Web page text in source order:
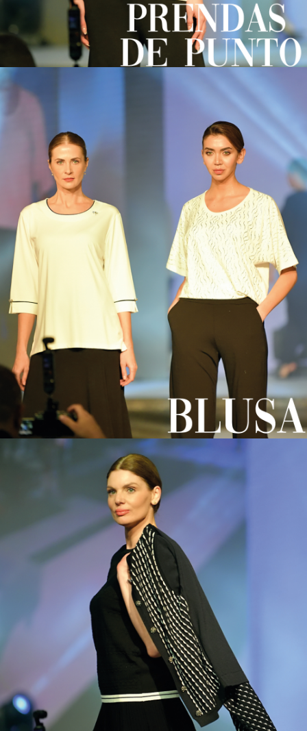
. KAZEE & REEL TEXTIL IND. comercio. Limitado. Dirección de la
Sitio industrial de Topkapi Maltepe Yolu Obakoy No. 216 / A Topkapi
/ Zeytinburnu / Estambul / Turquía
Mapa de Google: https://g.page/r/CQkxVdR8VnhxEAo
Todos los derechos pertenecen a nuestra marca. Kazee es una
marca comercial de REEL TEKSTİL A.Ş. Todos los derechos
reservados. Imágenes en nuestra página de Hizb ut Tahrir
Número de registro de patente: 1506822
CARRETE Textile Industry Trade Limited
Sede: Maltepe Yolu Obakoy Business Center No: 11/216 Zeytinburnu
- Estambul - Turquía
DOU: Davutbasa
Lata: 7340050671
Número de Registro Mercantil: 294018/241600
En cuanto al contrato de Air Madrid:
https://www3.wipo.int/madrid/monitor/en/showData.jsp?
ID=ROM.1506822
Número de patente: 1,506,822
# Marca internacional en ropa de mujer al por mayor Kazi # Laleli,
Estambul, Turquía
#blusas de mujer al por mayor,
#algodón peinado al por mayor para damas,
# modelos de bragas de mujer al por mayor,
#camisas de mujer al por mayor,
#ropa deportiva de mujer al por mayor,
vestido de mujer al por mayor,
modelos de faldas de mujer al por mayor,
Compras de ropa de mujer al por mayor en Estambul,
ropa de mujer al por mayor pavo,
kazee ropa de mujer al por mayor,
ropa de mujer al por mayor pavo,
ropa de alta calidad
venta al por mayor yo